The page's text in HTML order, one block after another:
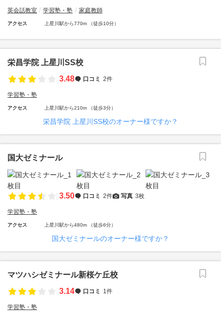
英会話教室 学習塾・塾 家庭教師
アクセス 上星川駅から770m （徒歩10分）
栄昌学院 上星川SS校
3.48
口コミ 2件
学習塾・塾
アクセス 上星川駅から210m （徒歩3分）
栄昌学院 上星川SS校のオーナー様ですか？
国大ゼミナール
3.50 口コミ 2件 写真 3枚
学習塾・塾
アクセス 上星川駅から480m （徒歩6分）
国大ゼミナールのオーナー様ですか？
マツハシゼミナール新桜ケ丘校
3.14
口コミ 1件
学習塾・塾